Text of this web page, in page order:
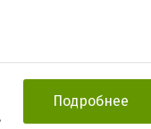
Подробнее